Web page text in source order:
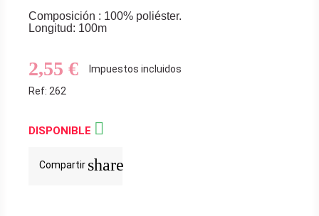
Composición : 100% poliéster.
Longitud: 100m
2,55 €
Impuestos incluidos
Ref: 262
DISPONIBLE 
Compartir share